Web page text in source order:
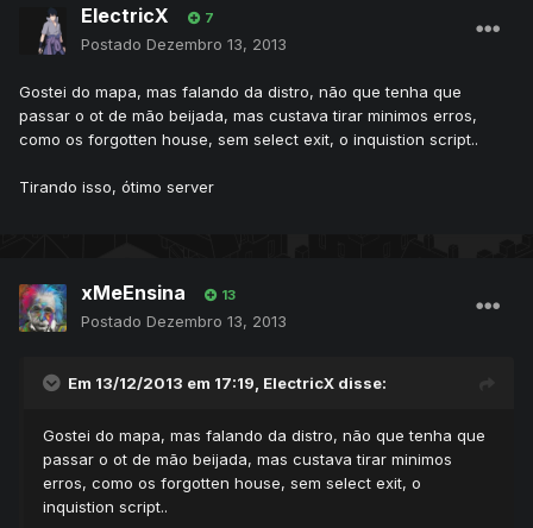
ElectricX 7
Postado Dezembro 13, 2013
Gostei do mapa, mas falando da distro, não que tenha que
passar o ot de mão beijada, mas custava tirar minimos erros,
como os forgotten house, sem select exit, o inquistion script..
Tirando isso, ótimo server
xMeEnsina 13
Postado Dezembro 13, 2013
Em 13/12/2013 em 17:19, ElectricX disse:
Gostei do mapa, mas falando da distro, não que tenha que
passar o ot de mão beijada, mas custava tirar minimos
erros, como os forgotten house, sem select exit, o
inquistion script..